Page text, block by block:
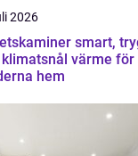
2026
smart, trygg
värme för
hem